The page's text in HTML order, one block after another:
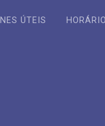
ÚTEIS